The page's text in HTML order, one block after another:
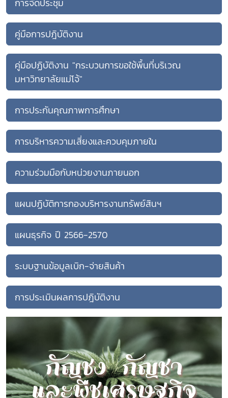
คู่มือการปฎิบัติงาน
คู่มือปฏิบัติงาน "กระบวนการขอใช้พื้นที่บริเวณ
มหาวิทยาลัยแม่โจ้"
การประกันคุณภาพการศึกษา
การบริหารความเสี่ยงและควบคุมภายใน
ความร่วมมือกับหน่วยงานภายนอก
แผนปฏิบัติการกองบริหารงานทรัพย์สินฯ
แผนธุรกิจ ปี 2566-2570
ระบบฐานข้อมูลเบิก-จ่ายสินค้า
การประเมินผลการปฎิบัติงาน